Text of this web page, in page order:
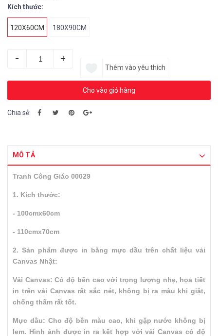
Kích thước:
120X60CM 180X90CM
- +
Cho vào giỏ hàng
Thêm vào yêu thích
Chia sẻ:
MÔ TẢ
Tranh Công Giáo 00029
1. Kích thước:
- 100cmx60cm
- 110cmx70cm
2. Sản phẩm được in bằng mực dầu trên chất liệu vải
Canvas Nhật:
Vải Canvas: Có độ bền cao với trọng lượng nhẹ, họa tiết
in trên vải Canvas rất sắc nét, không bị ra màu khi giặt,
chống thấm rất tốt.
Mực dầu: Cho độ bền màu cao, khi gặp nước không bị
lem. Hình ảnh được in ra kết hợp với vải Canvas có độ